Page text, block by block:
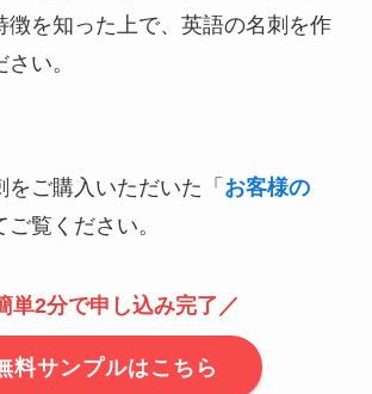
徴を知った上で、英語の名刺を作
い。
ご購入いただいた「 お客様の
覧ください。
単2分で申し込み完了／
料サンプルはこちら